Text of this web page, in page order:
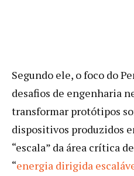
Segundo ele, o foco do
desafios de engenharia
transformar protótipos
dispositivos produzidos
“escala” da área crítica
“energia dirigida